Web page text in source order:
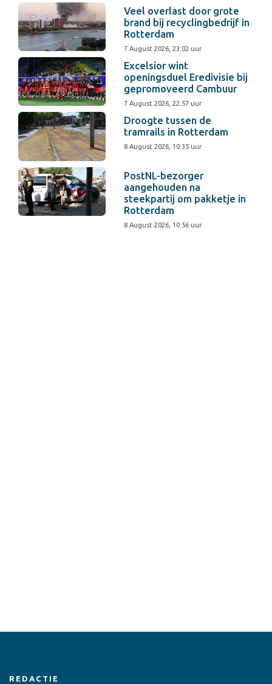
Veel overlast door grote
brand bij recyclingbedrijf in
Rotterdam
7 August 2026, 23:02 uur
Excelsior wint
openingsduel Eredivisie bij
gepromoveerd Cambuur
7 August 2026, 22:57 uur
Droogte tussen de
tramrails in Rotterdam
8 August 2026, 10:35 uur
PostNL-bezorger
aangehouden na
steekpartij om pakketje in
Rotterdam
8 August 2026, 10:56 uur
REDACTIE